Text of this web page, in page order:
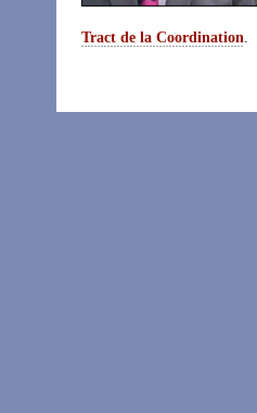
Tract de la Coordination